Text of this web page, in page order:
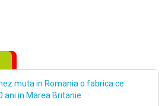
muta in Romania o fabrica ce
ani in Marea Britanie